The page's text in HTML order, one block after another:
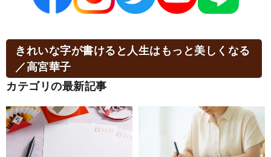
きれいな字が書けると人生はもっと美しくなる
／高宮華子
カテゴリの最新記事